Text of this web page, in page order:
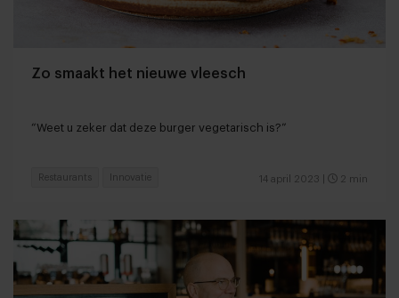
Zo smaakt het nieuwe vleesch
“Weet u zeker dat deze burger vegetarisch is?”
14 april 2023 2 min
Restaurants Innovatie